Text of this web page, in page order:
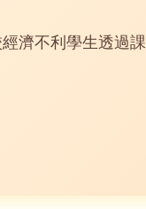
濟不利學生透過課